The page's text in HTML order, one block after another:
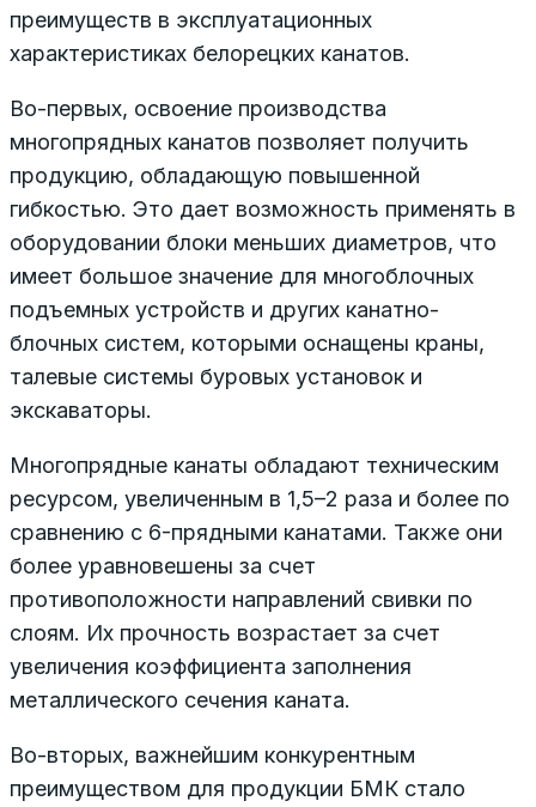
преимуществ в эксплуатационных
характеристиках белорецких канатов.
Во-первых, освоение производства
многопрядных канатов позволяет получить
продукцию, обладающую повышенной
гибкостью. Это дает возможность применять в
оборудовании блоки меньших диаметров, что
имеет большое значение для многоблочных
подъемных устройств и других канатно-
блочных систем, которыми оснащены краны,
талевые системы буровых установок и
экскаваторы.
Многопрядные канаты обладают техническим
ресурсом, увеличенным в 1,5–2 раза и более по
сравнению с 6-прядными канатами. Также они
более уравновешены за счет
противоположности направлений свивки по
слоям. Их прочность возрастает за счет
увеличения коэффициента заполнения
металлического сечения каната.
Во-вторых, важнейшим конкурентным
преимуществом для продукции БМК стало